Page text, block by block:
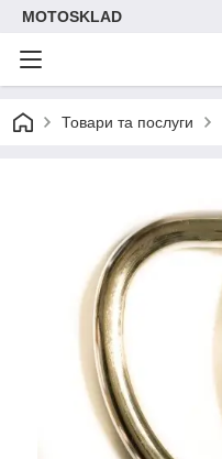
MOTOSKLAD
Товари та послуги